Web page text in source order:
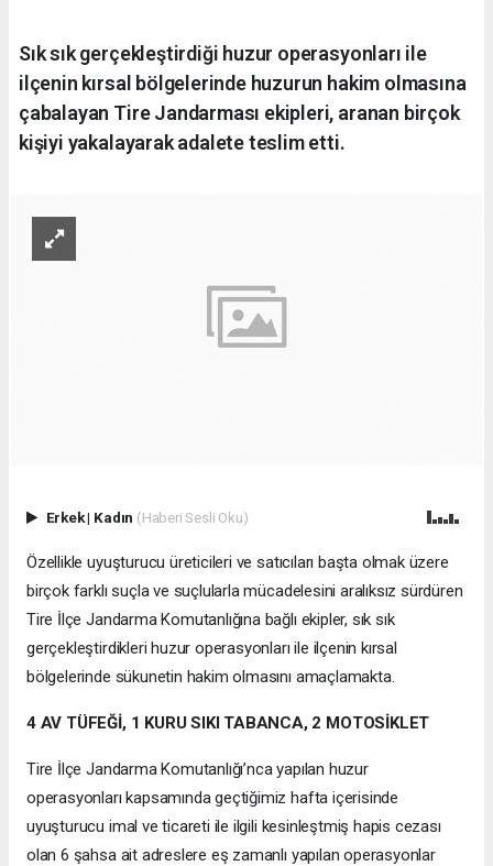
Sık sık gerçekleştirdiği huzur operasyonları ile
ilçenin kırsal bölgelerinde huzurun hakim olmasına
çabalayan Tire Jandarması ekipleri, aranan birçok
kişiyi yakalayarak adalete teslim etti.
Erkek| Kadın (Haberi Sesli Oku)
Özellikle uyuşturucu üreticileri ve satıcıları başta olmak üzere
birçok farklı suçla ve suçlularla mücadelesini aralıksız sürdüren
Tire İlçe Jandarma Komutanlığına bağlı ekipler, sık sık
gerçekleştirdikleri huzur operasyonları ile ilçenin kırsal
bölgelerinde sükunetin hakim olmasını amaçlamakta.
4 AV TÜFEĞİ, 1 KURU SIKI TABANCA, 2 MOTOSİKLET
Tire İlçe Jandarma Komutanlığı’nca yapılan huzur
operasyonları kapsamında geçtiğimiz hafta içerisinde
uyuşturucu imal ve ticareti ile ilgili kesinleştmiş hapis cezası
olan 6 şahsa ait adreslere eş zamanlı yapılan operasyonlar